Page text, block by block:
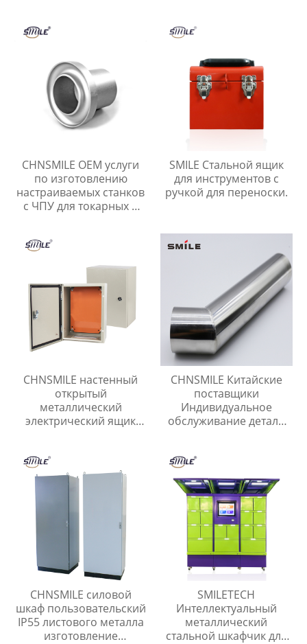
портативный
хранения
управлением
CHNSMILE OEM услуги
по изготовлению
настраиваемых станков
с ЧПУ для токарных и
SMILE Стальной ящик
для инструментов с
ручкой для переноски.
CHNSMILE настенный
открытый
металлический
электрический ящик
CHNSMILE Китайские
поставщики
Индивидуальное
обслуживание детали
CHNSMILE силовой
шкаф пользовательский
IP55 листового металла
изготовление
SMILETECH
Интеллектуальный
металлический
стальной шкафчик для